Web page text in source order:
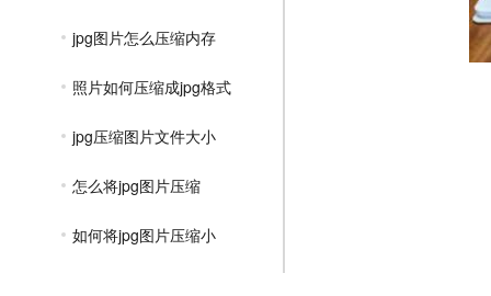
jpg图片怎么压缩内存
照片如何压缩成jpg格式
jpg压缩图片文件大小
怎么将jpg图片压缩
如何将jpg图片压缩小